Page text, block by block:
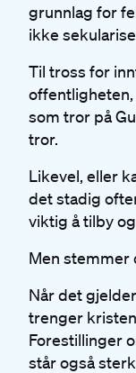
grunnlag for
ikke
Til tross for
som tror på
tror.
Likevel, eller
det stadig
viktig å tilby
Men stemmer
Når det
trenger
Forestillinger
står også